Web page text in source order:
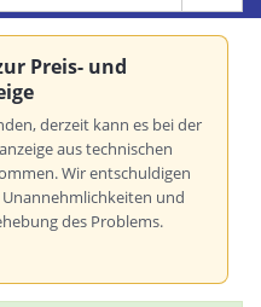
Preis- und
derzeit kann es bei der
aus technischen
Wir entschuldigen
und
des Problems.